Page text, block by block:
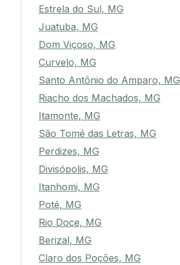
Estrela do Sul, MG
Juatuba, MG
Dom Viçoso, MG
Curvelo, MG
Santo Antônio do Amparo, MG
Riacho dos Machados, MG
Itamonte, MG
São Tomé das Letras, MG
Perdizes, MG
Divisópolis, MG
Itanhomi, MG
Poté, MG
Rio Doce, MG
Berizal, MG
Claro dos Poções, MG